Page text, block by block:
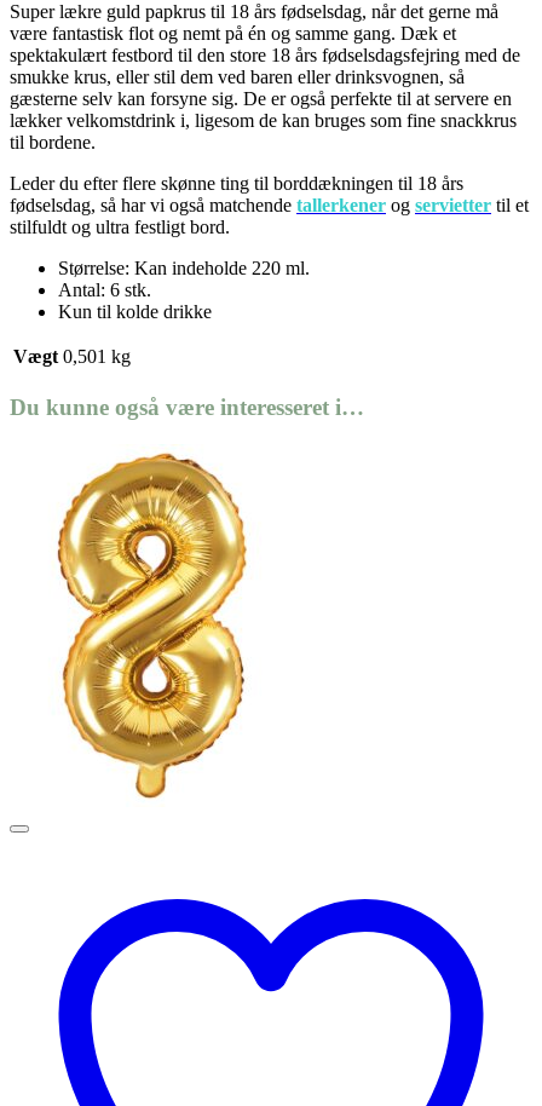
Super lækre guld papkrus til 18 års fødselsdag, når det gerne må
være fantastisk flot og nemt på én og samme gang. Dæk et
spektakulært festbord til den store 18 års fødselsdagsfejring med de
smukke krus, eller stil dem ved baren eller drinksvognen, så
gæsterne selv kan forsyne sig. De er også perfekte til at servere en
lækker velkomstdrink i, ligesom de kan bruges som fine snackkrus
til bordene.
Leder du efter flere skønne ting til borddækningen til 18 års
fødselsdag, så har vi også matchende tallerkener og servietter til et
stilfuldt og ultra festligt bord.
Størrelse: Kan indeholde 220 ml.
Antal: 6 stk.
Kun til kolde drikke
Vægt 0,501 kg
Du kunne også være interesseret i…